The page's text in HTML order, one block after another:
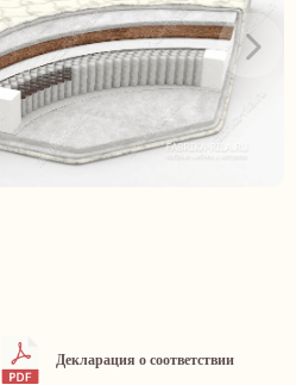
Декларация о соответствии